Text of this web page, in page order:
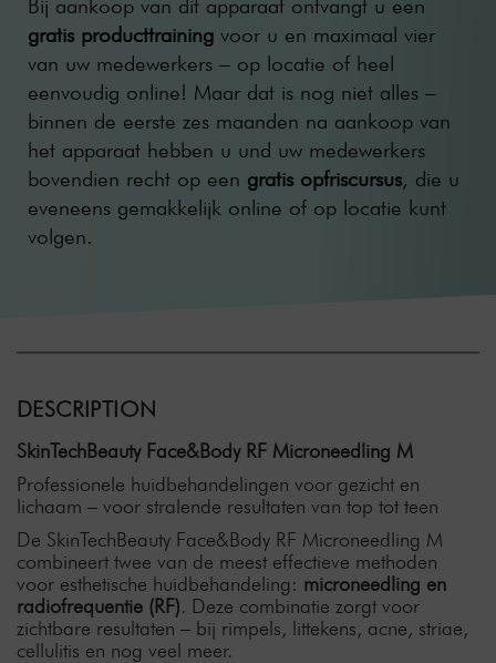
Bij aankoop van dit apparaat ontvangt u een
gratis producttraining voor u en maximaal vier
van uw medewerkers – op locatie of heel
eenvoudig online! Maar dat is nog niet alles –
binnen de eerste zes maanden na aankoop van
het apparaat hebben u und uw medewerkers
bovendien recht op een gratis opfriscursus, die u
eveneens gemakkelijk online of op locatie kunt
volgen.
DESCRIPTION
SkinTechBeauty Face&Body RF Microneedling M
Professionele huidbehandelingen voor gezicht en
lichaam – voor stralende resultaten van top tot teen
De SkinTechBeauty Face&Body RF Microneedling M
combineert twee van de meest effectieve methoden
voor esthetische huidbehandeling: microneedling en
radiofrequentie (RF). Deze combinatie zorgt voor
zichtbare resultaten – bij rimpels, littekens, acne, striae,
cellulitis en nog veel meer.